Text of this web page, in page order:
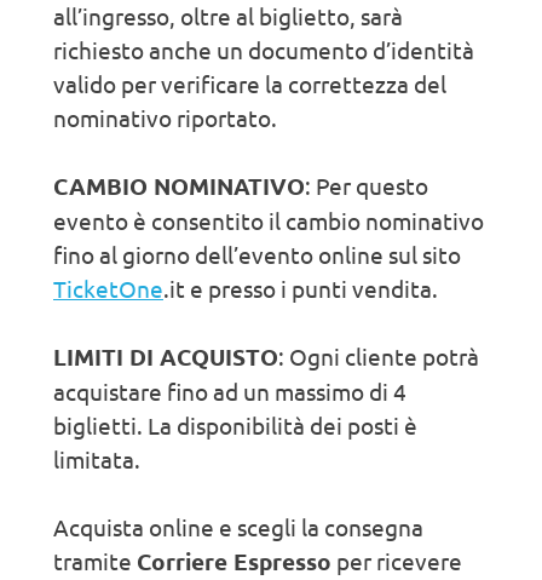
all’ingresso, oltre al biglietto, sarà
richiesto anche un documento d’identità
valido per verificare la correttezza del
nominativo riportato.
CAMBIO NOMINATIVO: Per questo
evento è consentito il cambio nominativo
fino al giorno dell’evento online sul sito
TicketOne.it e presso i punti vendita.
LIMITI DI ACQUISTO: Ogni cliente potrà
acquistare fino ad un massimo di 4
biglietti. La disponibilità dei posti è
limitata.
Acquista online e scegli la consegna
tramite Corriere Espresso per ricevere